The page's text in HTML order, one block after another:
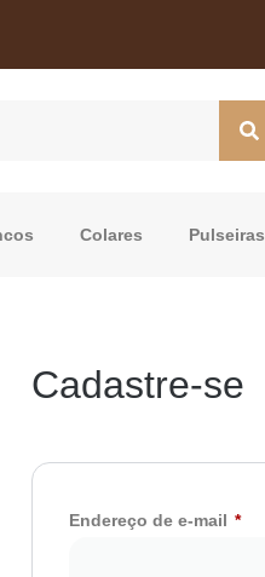
Colares Pulseiras
Cadastre-se
Endereço de e-mail *